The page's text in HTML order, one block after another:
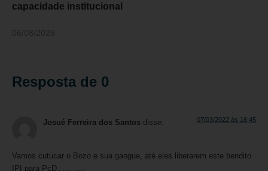
capacidade institucional
Resposta de 0
Josué Ferreira dos Santos disse: 07/03/2022 às 16:45
Vamos cutucar o Bozo e sua gangue, até eles liberarem este bendito
IPI para PcD………..